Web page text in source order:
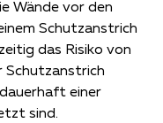
Wände vor den
Schutzanstrich
das Risiko von
Schutzanstrich
einer
sind.